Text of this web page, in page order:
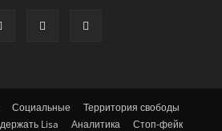
Социальные
Территория свободы
Lisa Аналитика Стоп-фейк